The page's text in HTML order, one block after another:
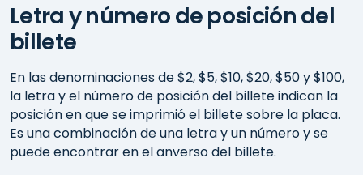
Letra y número de posición del
billete
En las denominaciones de $2, $5, $10, $20, $50 y $100,
la letra y el número de posición del billete indican la
posición en que se imprimió el billete sobre la placa.
Es una combinación de una letra y un número y se
puede encontrar en el anverso del billete.